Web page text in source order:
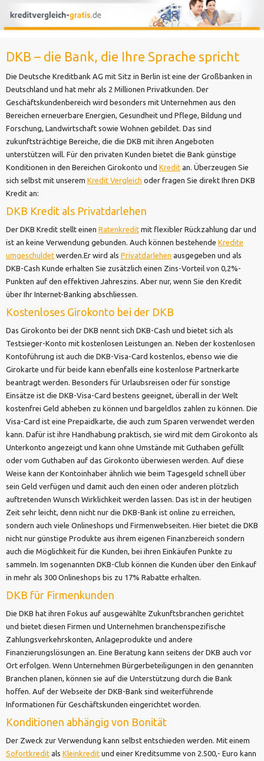
DKB – die Bank, die Ihre Sprache spricht
Die Deutsche Kreditbank AG mit Sitz in Berlin ist eine der Großbanken in
Deutschland und hat mehr als 2 Millionen Privatkunden. Der
Geschäftskundenbereich wird besonders mit Unternehmen aus den
Bereichen erneuerbare Energien, Gesundheit und Pflege, Bildung und
Forschung, Landwirtschaft sowie Wohnen gebildet. Das sind
zukunftsträchtige Bereiche, die die DKB mit ihren Angeboten
unterstützen will. Für den privaten Kunden bietet die Bank günstige
Konditionen in den Bereichen Girokonto und Kredit an. Überzeugen Sie
sich selbst mit unserem Kredit Vergleich oder fragen Sie direkt Ihren DKB
Kredit an:
DKB Kredit als Privatdarlehen
Der DKB Kredit stellt einen Ratenkredit mit flexibler Rückzahlung dar und
ist an keine Verwendung gebunden. Auch können bestehende Kredite
umgeschuldet werden.Er wird als Privatdarlehen ausgegeben und als
DKB-Cash Kunde erhalten Sie zusätzlich einen Zins-Vorteil von 0,2%-
Punkten auf den effektiven Jahreszins. Aber nur, wenn Sie den Kredit
über Ihr Internet-Banking abschliessen.
Kostenloses Girokonto bei der DKB
Das Girokonto bei der DKB nennt sich DKB-Cash und bietet sich als
Testsieger-Konto mit kostenlosen Leistungen an. Neben der kostenlosen
Kontoführung ist auch die DKB-Visa-Card kostenlos, ebenso wie die
Girokarte und für beide kann ebenfalls eine kostenlose Partnerkarte
beantragt werden. Besonders für Urlaubsreisen oder für sonstige
Einsätze ist die DKB-Visa-Card bestens geeignet, überall in der Welt
kostenfrei Geld abheben zu können und bargeldlos zahlen zu können. Die
Visa-Card ist eine Prepaidkarte, die auch zum Sparen verwendet werden
kann. Dafür ist ihre Handhabung praktisch, sie wird mit dem Girokonto als
Unterkonto angezeigt und kann ohne Umstände mit Guthaben gefüllt
oder vom Guthaben auf das Girokonto überwiesen werden. Auf diese
Weise kann der Kontoinhaber ähnlich wie beim Tagesgeld schnell über
sein Geld verfügen und damit auch den einen oder anderen plötzlich
auftretenden Wunsch Wirklichkeit werden lassen. Das ist in der heutigen
Zeit sehr leicht, denn nicht nur die DKB-Bank ist online zu erreichen,
sondern auch viele Onlineshops und Firmenwebseiten. Hier bietet die DKB
nicht nur günstige Produkte aus ihrem eigenen Finanzbereich sondern
auch die Möglichkeit für die Kunden, bei ihren Einkäufen Punkte zu
sammeln. Im sogenannten DKB-Club können die Kunden über den Einkauf
in mehr als 300 Onlineshops bis zu 17% Rabatte erhalten.
DKB für Firmenkunden
Die DKB hat ihren Fokus auf ausgewählte Zukunftsbranchen gerichtet
und bietet diesen Firmen und Unternehmen branchenspezifische
Zahlungsverkehrskonten, Anlageprodukte und andere
Finanzierungslösungen an. Eine Beratung kann seitens der DKB auch vor
Ort erfolgen. Wenn Unternehmen Bürgerbeteiligungen in den genannten
Branchen planen, können sie auf die Unterstützung durch die Bank
hoffen. Auf der Webseite der DKB-Bank sind weiterführende
Informationen für Geschäftskunden eingerichtet worden.
Konditionen abhängig von Bonität
Der Zweck zur Verwendung kann selbst entschieden werden. Mit einem
Sofortkredit als Kleinkredit und einer Kreditsumme von 2.500,- Euro kann